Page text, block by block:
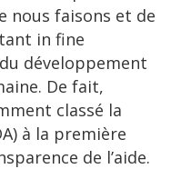
nous faisons et de
in fine
développement
De fait,
classé la
à la première
de l’aide.